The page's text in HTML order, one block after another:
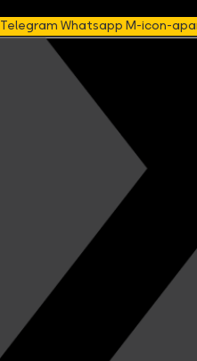
TelegramWhatsappM-icon-